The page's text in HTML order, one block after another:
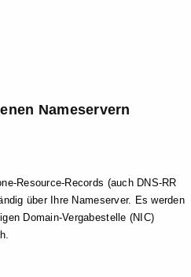
Nameservern
Resource-Records (auch DNS-RR
über Ihre Nameserver. Es werden
Domain-Vergabestelle (NIC)